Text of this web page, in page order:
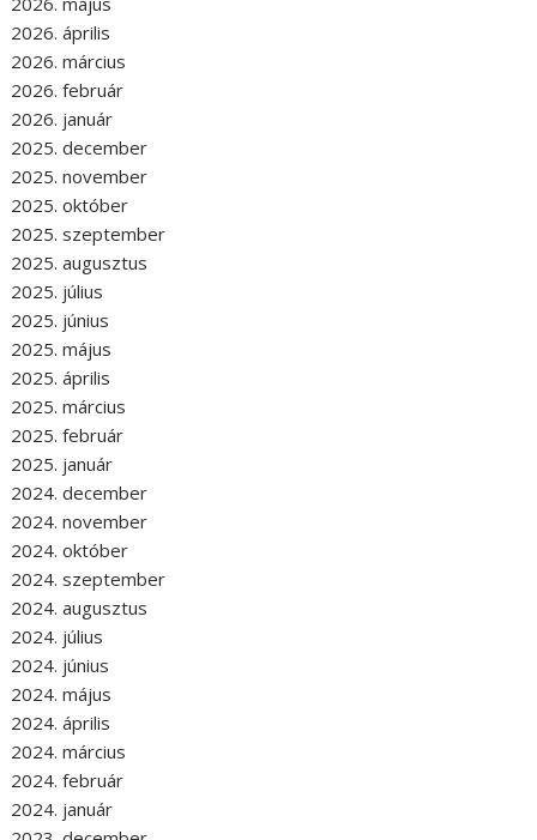
2026. április
2026. március
2026. február
2026. január
2025. december
2025. november
2025. október
2025. szeptember
2025. augusztus
2025. július
2025. június
2025. május
2025. április
2025. március
2025. február
2025. január
2024. december
2024. november
2024. október
2024. szeptember
2024. augusztus
2024. július
2024. június
2024. május
2024. április
2024. március
2024. február
2024. január